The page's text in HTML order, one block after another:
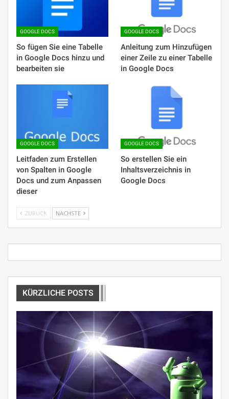
GOOGLE DOCS
So fügen Sie eine Tabelle
in Google Docs hinzu und
bearbeiten sie
GOOGLE DOCS
Anleitung zum Hinzufügen
einer Zeile zu einer Tabelle
in Google Docs
GOOGLE DOCS
Leitfaden zum Erstellen
von Spalten in Google
Docs und zum Anpassen
dieser
GOOGLE DOCS
So erstellen Sie ein
Inhaltsverzeichnis in
Google Docs
ZURÜCK NÄCHSTE
KÜRZLICHE POSTS